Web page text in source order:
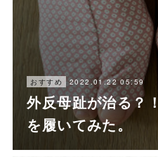
おすすめ 2022.01.22 05:59
外反母趾が治る？
を履いてみた。